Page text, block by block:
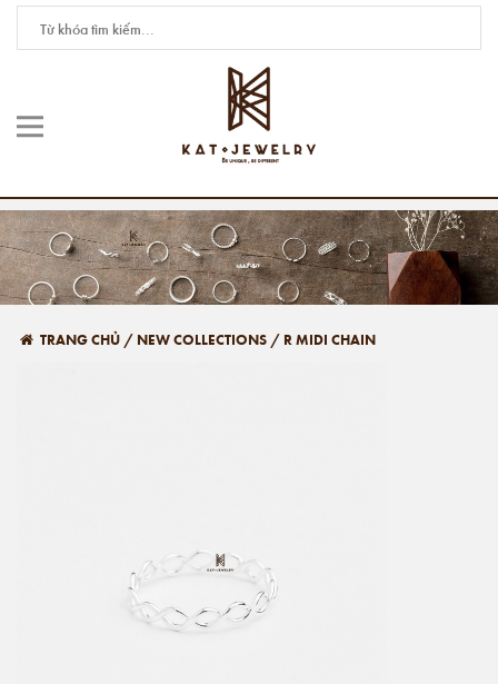
TRANG CHỦ / NEW COLLECTIONS / R MIDI CHAIN